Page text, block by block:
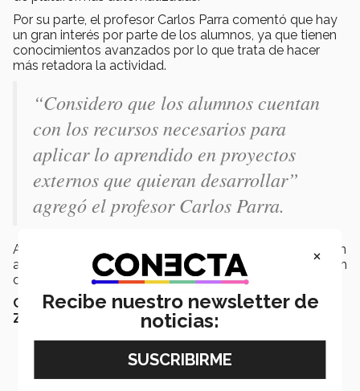
Por su parte, el profesor Carlos Parra comentó que hay
un gran interés por parte de los alumnos, ya que tienen
conocimientos avanzados por lo que trata de hacer
más retadora la actividad.
“Considero que los alumnos cuentan
con los recursos necesarios para
aplicar lo aprendido en proyectos
externos que quieran desarrollar”
agregó el profesor Carlos Parra.
Así como Jennifer Cárdenas, cientos de alumnos buscan
actividades de su interés en diferentes campus con el fin
de contribuir a sus conocimientos y proyectos.
Con información de María José Morán y Mauricio
Zúñiga.
×
Recibe nuestro newsletter de
noticias: